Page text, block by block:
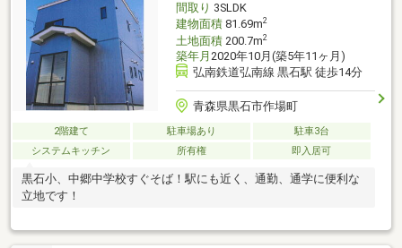
間取り 3SLDK
建物面積81.69m2
土地面積200.7m2
築年月 2020年10月(築5年11ヶ月)
弘南鉄道弘南線 黒石駅 徒歩14分
青森県黒石市作場町
2階建て 駐車場あり
駐車3台
システムキッチン
所有権 即入居可
黒石小、中郷中学校すぐそば！駅にも近く、通勤、通学に便利な
立地です！